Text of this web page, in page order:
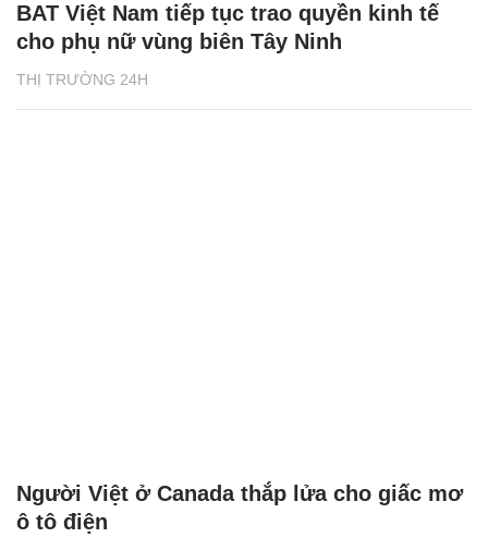
THỊ TRƯỜNG 24H
BAT Việt Nam tiếp tục trao quyền kinh tế
cho phụ nữ vùng biên Tây Ninh
Người Việt ở Canada thắp lửa cho giấc mơ
ô tô điện